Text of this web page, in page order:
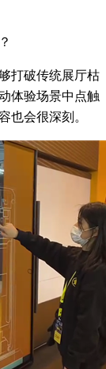
打破传统展厅枯
体验场景中点触
也会很深刻。